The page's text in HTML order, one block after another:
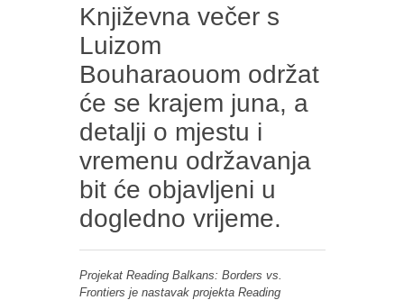
Književna večer s
Luizom
Bouharaouom održat
će se krajem juna, a
detalji o mjestu i
vremenu održavanja
bit će objavljeni u
dogledno vrijeme.
Projekat Reading Balkans: Borders vs.
Frontiers je nastavak projekta Reading